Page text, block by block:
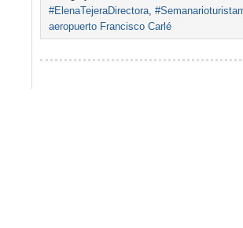
#ElenaTejeraDirectora,
aeropuerto Francisco Carlé